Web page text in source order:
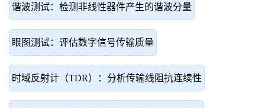
谐波测试：检测非线性器件产生的谐波分量
眼图测试：评估数字信号传输质量
时域反射计（TDR）：分析传输线阻抗连续性